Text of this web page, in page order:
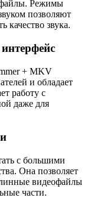
Режимы
позволяют
качество звука.
+ MKV
и обладает
работу с
даже для
с большими
Она позволяет
видеофайлы
части.